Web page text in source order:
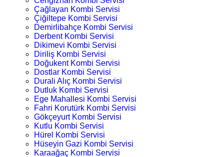
Çağlayan Kombi Servisi
Çiğiltepe Kombi Servisi
Demirlibahçe Kombi Servisi
Derbent Kombi Servisi
Dikimevi Kombi Servisi
Diriliş Kombi Servisi
Doğukent Kombi Servisi
Dostlar Kombi Servisi
Durali Alıç Kombi Servisi
Dutluk Kombi Servisi
Ege Mahallesi Kombi Servisi
Fahri Korutürk Kombi Servisi
Gökçeyurt Kombi Servisi
Kutlu Kombi Servisi
Hürel Kombi Servisi
Hüseyin Gazi Kombi Servisi
Karaağaç Kombi Servisi